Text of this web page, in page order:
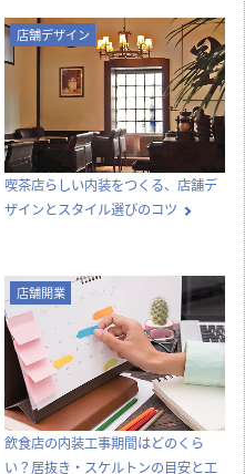
店舗デザイン
喫茶店らしい内装をつくる、店舗デ
ザインとスタイル選びのコツ
店舗開業
飲食店の内装工事期間はどのくら
い？居抜き・スケルトンの目安と工